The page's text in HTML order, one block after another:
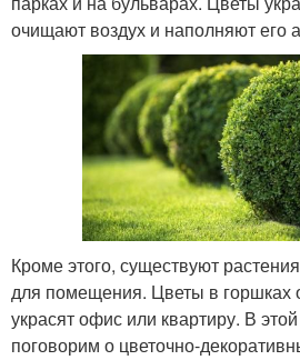
очищают воздух и наполняют его
Кроме этого, существуют
для помещения. Цветы в горшках
украсят офис или квартиру. В
поговорим о цветочно-